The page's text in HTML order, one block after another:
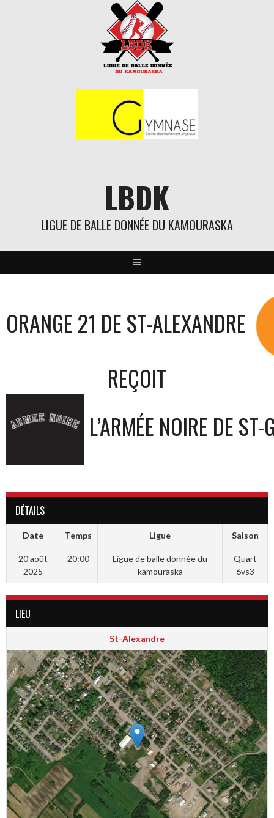
LBDK
LIGUE DE BALLE DONNÉE DU KAMOURASKA
ORANGE 21 DE ST-ALEXANDRE
REÇOIT
L’ARMÉE NOIRE DE ST-
DÉTAILS
Date Temps Ligue Saison
20 août
2025
20:00
Ligue de balle donnée du
kamouraska
Quart
6vs3
LIEU
St-Alexandre